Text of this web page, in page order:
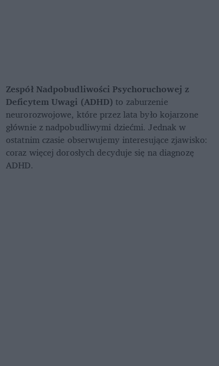
Zespół Nadpobudliwości Psychoruchowej z
Deficytem Uwagi (ADHD) to zaburzenie
neurorozwojowe, które przez lata było kojarzone
głównie z nadpobudliwymi dziećmi. Jednak w
ostatnim czasie obserwujemy interesujące zjawisko:
coraz więcej dorosłych decyduje się na diagnozę
ADHD.